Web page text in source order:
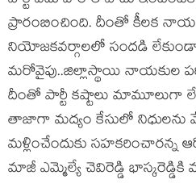
ప్రారంబించింది. దీంతో కీల‌క
నియోజ‌క‌వ‌ర్గాలలో సంద‌డి
మ‌రోవైపు..జిల్లాస్థాయి నాయ‌కుల
దీంతో పార్టీ క‌ష్టాలు మామూలుగా
తాజాగా మ‌ద్యం కేసులో నిధుల‌ను
మ‌ళ్లించేందుకు స‌హ‌క‌రించార‌న్న
మాజీ ఎమ్మెల్యే చెవిరెడ్డి భాస్క‌రెడ్డికి